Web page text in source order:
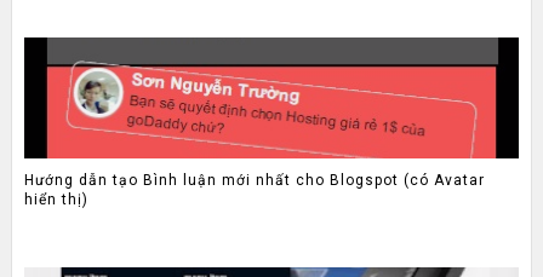
Hướng dẫn tạo Bình luận mới nhất cho Blogspot (có Avatar
hiển thị)